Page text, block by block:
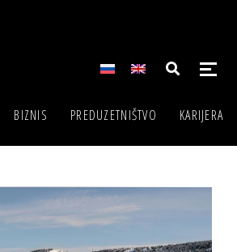
BIZNIS PREDUZETNIŠTVO KARIJERA